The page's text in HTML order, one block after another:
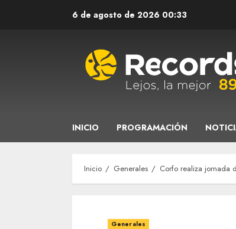
6 de agosto de 2026 00:33
INICIO PROGRAMACIÓN
Inicio Generales Corfo realiza jornada
Generales